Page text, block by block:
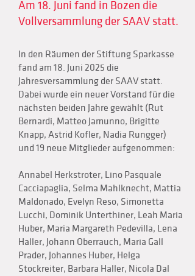
Am 18. Juni fand in Bozen die
Vollversammlung der SAAV statt.
In den Räumen der Stiftung Sparkasse
fand am 18. Juni 2025 die
Jahresversammlung der SAAV statt.
Dabei wurde ein neuer Vorstand für die
nächsten beiden Jahre gewählt (Rut
Bernardi, Matteo Jamunno, Brigitte
Knapp, Astrid Kofler, Nadia Rungger)
und 19 neue Mitglieder aufgenommen:
Annabel Herkstroter, Lino Pasquale
Cacciapaglia, Selma Mahlknecht, Mattia
Maldonado, Evelyn Reso, Simonetta
Lucchi, Dominik Unterthiner, Leah Maria
Huber, Maria Margareth Pedevilla, Lena
Haller, Johann Oberrauch, Maria Gall
Prader, Johannes Huber, Helga
Stockreiter, Barbara Haller, Nicola Dal